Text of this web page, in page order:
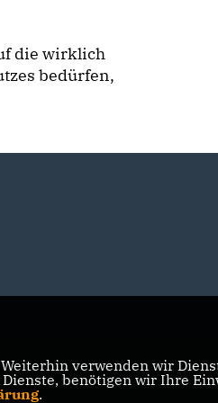
die wirklich
bedürfen,
verwenden wir
benötigen wir Ihre
.